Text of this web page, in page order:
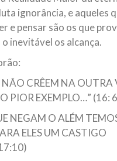
ignorância, e aqueles
e pensar são os que
inevitável os alcança.
NÃO CRÊEM NA OUTRA
PIOR EXEMPLO…” (16:
NEGAM O ALÉM
ELES UM CASTIGO